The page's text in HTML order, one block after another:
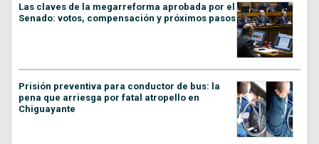
Las claves de la megarreforma aprobada por el
Senado: votos, compensación y próximos pasos
Prisión preventiva para conductor de bus: la
pena que arriesga por fatal atropello en
Chiguayante